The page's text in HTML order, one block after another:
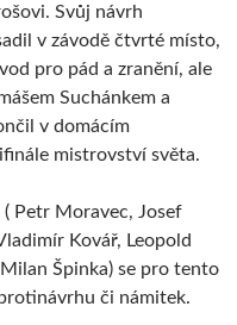
Svůj návrh
v závodě čtvrté místo,
pro pád a zranění, ale
Suchánkem a
v domácím
mistrovství světa.
Petr Moravec, Josef
Kovář, Leopold
Špinka) se pro tento
či námitek.